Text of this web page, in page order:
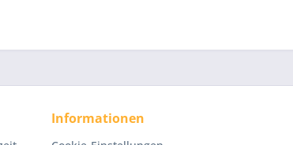
Informationen